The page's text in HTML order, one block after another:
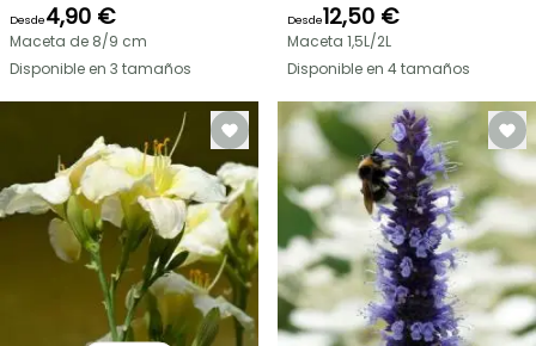
Desde4,90 €
Maceta de 8/9 cm
Disponible en 3 tamaños
Desde12,50 €
Maceta 1,5L/2L
Disponible en 4 tamaños